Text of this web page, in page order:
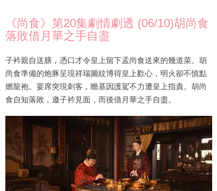
《尚食》第20集劇情劇透 (06/10)胡尚食
落敗借月華之手自盡
子衿親自送膳，憑口才令皇上留下孟尚食送來的幾道菜。胡
尚食準備的炮豚呈現祥瑞圖紋博得皇上歡心，明火卻不慎點
燃龍袍。宴席突現刺客，瞻基因護駕不力遭皇上指責。胡尚
食自知落敗，邀子衿見面，而後借月華之手自盡。